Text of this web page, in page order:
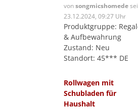
vonsongmicshomede
23.12.2024, 09:27 Uhr
Produktgruppe:
& Aufbewahrung
Zustand: Neu
Standort: 45*** DE
Rollwagen mit
Schubladen für
Haushalt